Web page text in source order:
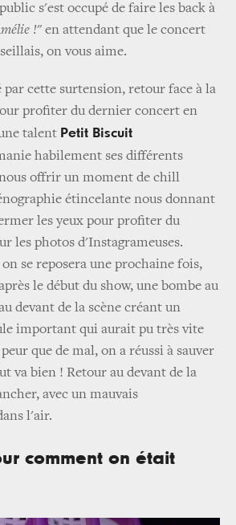
s'est occupé de faire les back à
!" en attendant que le concert
on vous aime.
par cette surtension, retour face à la
profiter du dernier concert en
talent Petit Biscuit
habilement ses différents
offrir un moment de chill
étincelante nous donnant
les yeux pour profiter du
les photos d'Instagrameuses.
se reposera une prochaine fois,
le début du show, une bombe au
devant de la scène créant un
important qui aurait pu très vite
que de mal, on a réussi à sauver
va bien ! Retour au devant de la
avec un mauvais
l'air.
comment on était